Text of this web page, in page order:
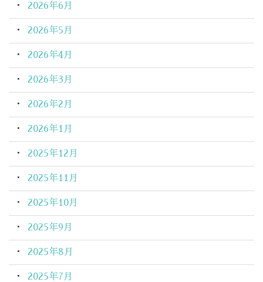
2026年6月
2026年5月
2026年4月
2026年3月
2026年2月
2026年1月
2025年12月
2025年11月
2025年10月
2025年9月
2025年8月
2025年7月